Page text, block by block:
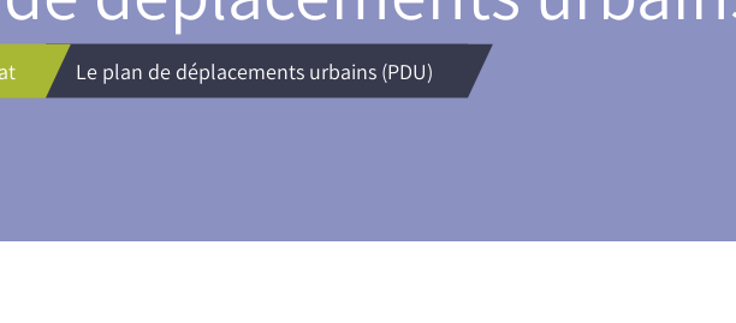
Le plan de déplacements urbains (PDU)